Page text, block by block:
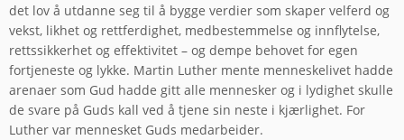
det lov å utdanne seg til å bygge verdier som skaper velferd og
vekst, likhet og rettferdighet, medbestemmelse og innflytelse,
rettssikkerhet og effektivitet – og dempe behovet for egen
fortjeneste og lykke. Martin Luther mente menneskelivet hadde
arenaer som Gud hadde gitt alle mennesker og i lydighet skulle
de svare på Guds kall ved å tjene sin neste i kjærlighet. For
Luther var mennesket Guds medarbeider.